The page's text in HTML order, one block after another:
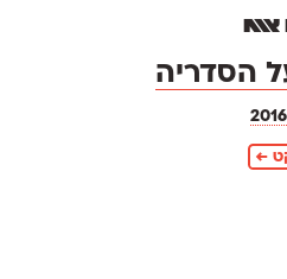
הסדריה
2016
←